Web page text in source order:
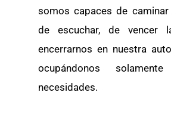
somos capaces de
de escuchar, de vencer
encerrarnos en nuestra
ocupándonos
necesidades.